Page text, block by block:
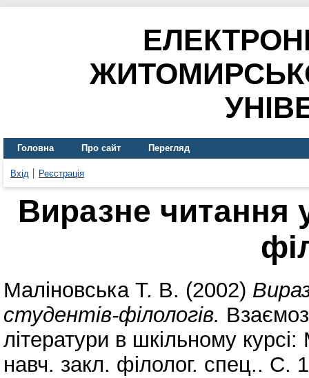
Головна Про сайт Перегляд
Вхід Реєстрація
Виразне читання
Маліновська Т. В. (2002)
студентів-філологів.
літератури в шкільному
навч. закл. філолог. спец.. С.